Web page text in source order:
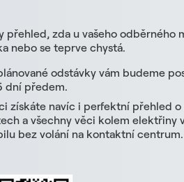
přehled, zda u vašeho odběrného
nebo se teprve chystá.
odstávky vám budeme
dní předem.
získáte navíc i perfektní přehled o
a všechny věci kolem elektřiny
bez volání na kontaktní centrum.